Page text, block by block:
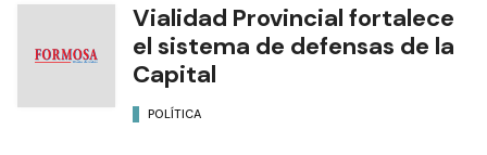
Vialidad Provincial fortalece
el sistema de defensas de la
Capital
POLÍTICA